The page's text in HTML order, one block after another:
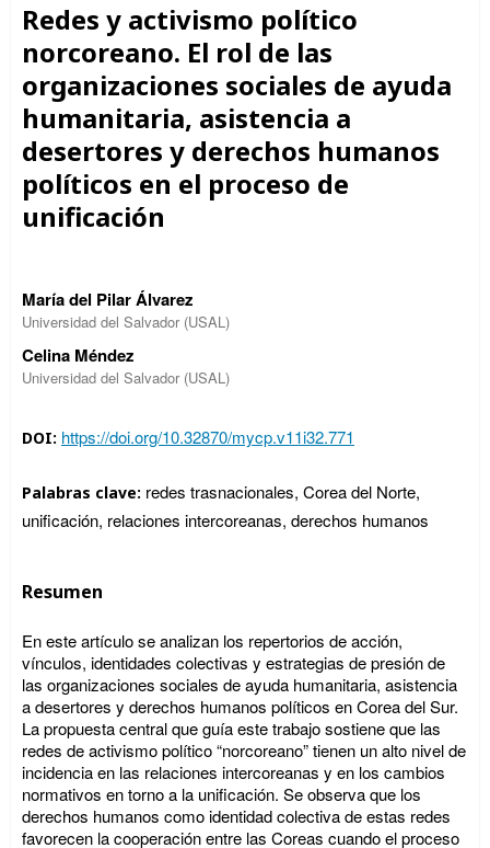
Redes y activismo político
norcoreano. El rol de las
organizaciones sociales de ayuda
humanitaria, asistencia a
desertores y derechos humanos
políticos en el proceso de
unificación
María del Pilar Álvarez
Universidad del Salvador (USAL)
Celina Méndez
Universidad del Salvador (USAL)
DOI: https://doi.org/10.32870/mycp.v11i32.771
Palabras clave: redes trasnacionales, Corea del Norte,
unificación, relaciones intercoreanas, derechos humanos
Resumen
En este artículo se analizan los repertorios de acción,
vínculos, identidades colectivas y estrategias de presión de
las organizaciones sociales de ayuda humanitaria, asistencia
a desertores y derechos humanos políticos en Corea del Sur.
La propuesta central que guía este trabajo sostiene que las
redes de activismo político “norcoreano” tienen un alto nivel de
incidencia en las relaciones intercoreanas y en los cambios
normativos en torno a la unificación. Se observa que los
derechos humanos como identidad colectiva de estas redes
favorecen la cooperación entre las Coreas cuando el proceso